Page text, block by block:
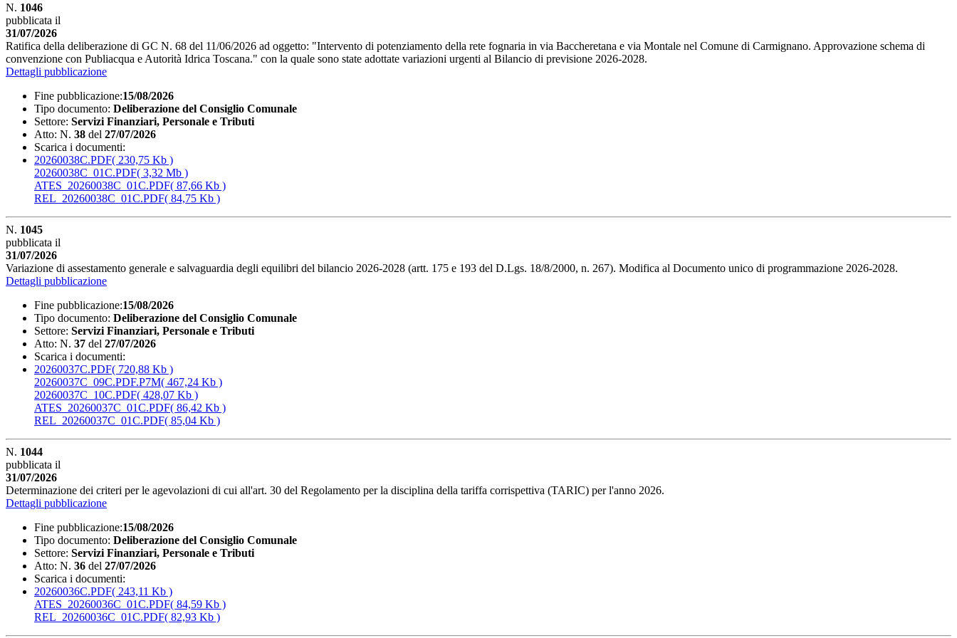
N. 1046
pubblicata il
31/07/2026
Ratifica della deliberazione di GC N. 68 del 11/06/2026 ad oggetto: "Intervento di potenziamento della rete fognaria in via Baccheretana e via Montale nel Comune di Carmignano. Approvazione schema di
convenzione con Publiacqua e Autorità Idrica Toscana." con la quale sono state adottate variazioni urgenti al Bilancio di previsione 2026-2028.
Dettagli pubblicazione
Fine pubblicazione:15/08/2026
Tipo documento: Deliberazione del Consiglio Comunale
Settore: Servizi Finanziari, Personale e Tributi
Atto: N. 38 del 27/07/2026
Scarica i documenti:
20260038C.PDF( 230,75 Kb )
20260038C_01C.PDF( 3,32 Mb )
ATES_20260038C_01C.PDF( 87,66 Kb )
REL_20260038C_01C.PDF( 84,75 Kb )
N. 1045
pubblicata il
31/07/2026
Variazione di assestamento generale e salvaguardia degli equilibri del bilancio 2026-2028 (artt. 175 e 193 del D.Lgs. 18/8/2000, n. 267). Modifica al Documento unico di programmazione 2026-2028.
Dettagli pubblicazione
Fine pubblicazione:15/08/2026
Tipo documento: Deliberazione del Consiglio Comunale
Settore: Servizi Finanziari, Personale e Tributi
Atto: N. 37 del 27/07/2026
Scarica i documenti:
20260037C.PDF( 720,88 Kb )
20260037C_09C.PDF.P7M( 467,24 Kb )
20260037C_10C.PDF( 428,07 Kb )
ATES_20260037C_01C.PDF( 86,42 Kb )
REL_20260037C_01C.PDF( 85,04 Kb )
N. 1044
pubblicata il
31/07/2026
Determinazione dei criteri per le agevolazioni di cui all'art. 30 del Regolamento per la disciplina della tariffa corrispettiva (TARIC) per l'anno 2026.
Dettagli pubblicazione
Fine pubblicazione:15/08/2026
Tipo documento: Deliberazione del Consiglio Comunale
Settore: Servizi Finanziari, Personale e Tributi
Atto: N. 36 del 27/07/2026
Scarica i documenti:
20260036C.PDF( 243,11 Kb )
ATES_20260036C_01C.PDF( 84,59 Kb )
REL_20260036C_01C.PDF( 82,93 Kb )